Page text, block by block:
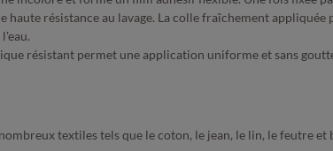
haute résistance au lavage. La colle fraîchement appliquée
résistant permet une application uniforme et sans
textiles tels que le coton, le jean, le lin, le feutre et